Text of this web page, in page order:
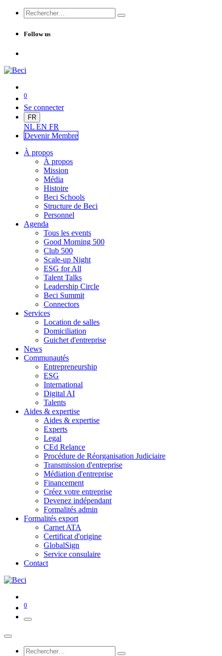
Follow us
0
Se connecter
FR
NL EN FR
Devenir Membre
À propos
À propos
Mission
Média
Histoire
Beci Schools
Structure de Beci
Personnel
Agenda
Tous les events
Good Morning 500
Club 500
Scale-up Night
ESG for All
Talent Talks
Leadership Circle
Beci Summit
Connectors
Services
Location de salles
Domiciliation
Guichet d'entreprise
News
Communautés
Entrepreneurship
ESG
International
Digital AI
Talents
Aides & expertise
Aides & expertise
Experts
Legal
CEd Relance
Procédure de Réorganisation Judiciaire
Transmission d'entreprise
Médiation d'entreprise
Financement
Créez votre entreprise
Devenez indépendant
Formalités admin
Formalités export
Carnet ATA
Certificat d'origine
GlobalSign
Service consulaire
Contact
0